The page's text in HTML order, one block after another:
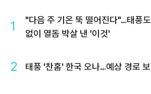
1
"다음 주 기온 뚝 떨어진다"…태풍도
없이 열돔 박살 낸 '이것'
2 태풍 '찬홈' 한국 오나…예상 경로 보